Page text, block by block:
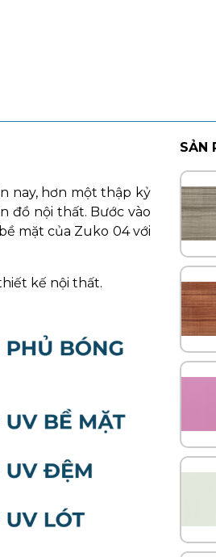
nay, hơn một thập kỷ
đồ nội thất. Bước vào
mặt của Zuko 04 với
kế nội thất.
SẢN